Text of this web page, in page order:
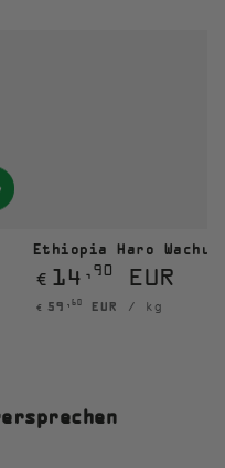
Ethiopia Haro Wachu
Regulärer
Preis
€ 14 ,90 EUR
Stückpreis
€ 59 ,60 EUR / pro
kg